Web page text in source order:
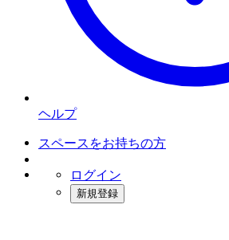
ヘルプ
スペースをお持ちの方
ログイン
新規登録